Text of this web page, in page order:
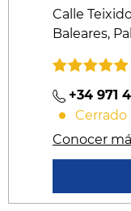
Calle
Baleares,
+34 971
Cerrado
Conocer